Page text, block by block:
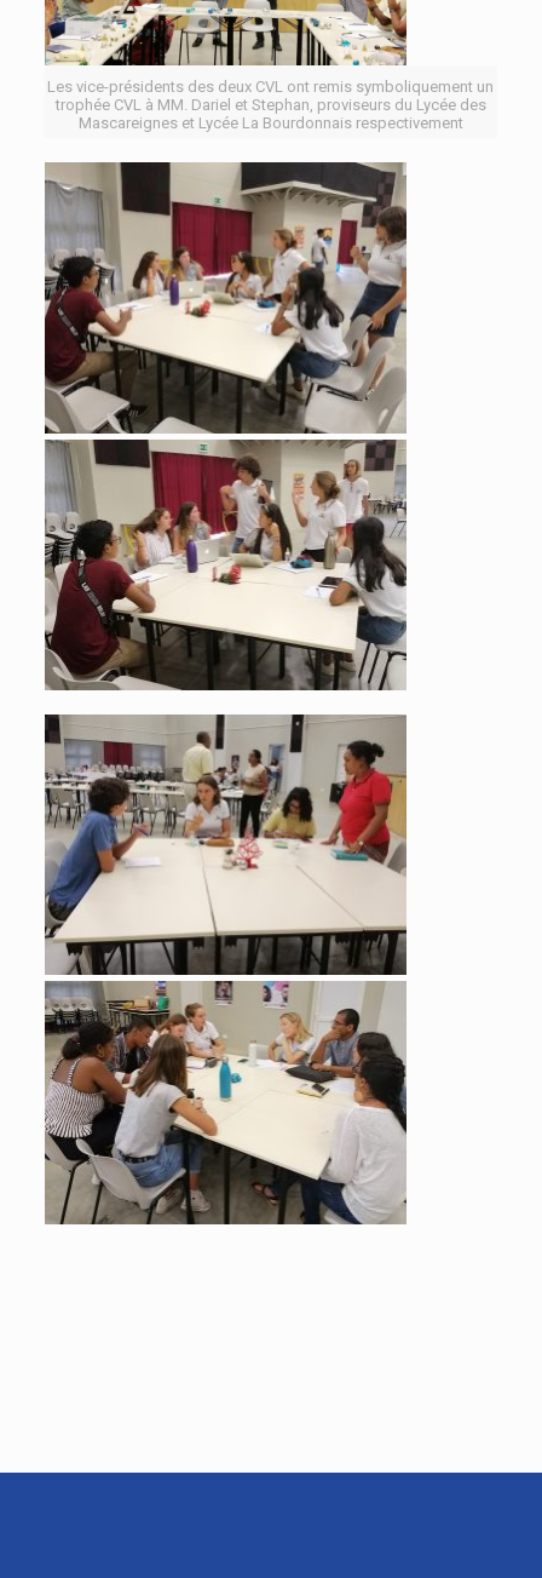
Les vice-présidents des deux CVL ont remis symboliquement un
trophée CVL à MM. Dariel et Stephan, proviseurs du Lycée des
Mascareignes et Lycée La Bourdonnais respectivement